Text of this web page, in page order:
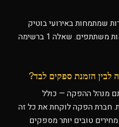
שמתמחות באירועי בוטיק
ויש שבנויות לכנסים של מאות משתתפים. שאלה 1 ברשימה
לבין הזמנת ספקים לבד?
מנהל ההפקה — כולל
חברת הפקה לוקחת את כל זה
טובים יותר מספקים